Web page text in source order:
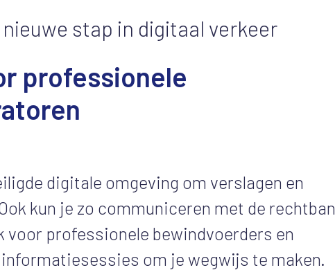
stap in digitaal verkeer
professionele
digitale omgeving om verslagen en
kun je zo communiceren met de
voor professionele bewindvoerders en
om je wegwijs te maken.